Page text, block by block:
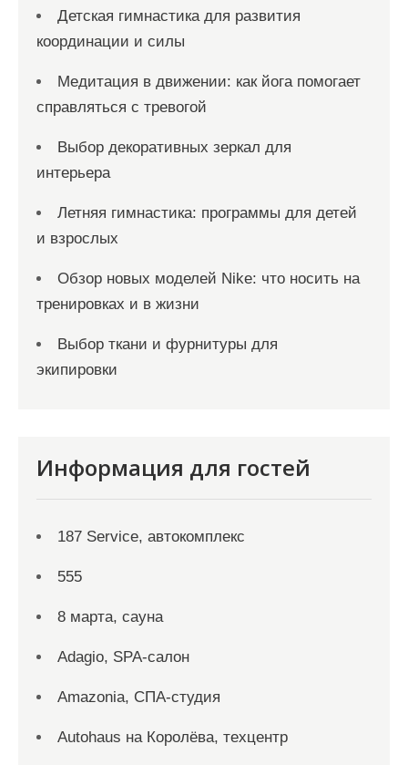
Детская гимнастика для развития
координации и силы
Медитация в движении: как йога помогает
справляться с тревогой
Выбор декоративных зеркал для
интерьера
Летняя гимнастика: программы для детей
и взрослых
Обзор новых моделей Nike: что носить на
тренировках и в жизни
Выбор ткани и фурнитуры для
экипировки
Информация для гостей
187 Service, автокомплекс
555
8 марта, сауна
Adagio, SPA-салон
Amazonia, СПА-студия
Autohaus на Королёва, техцентр